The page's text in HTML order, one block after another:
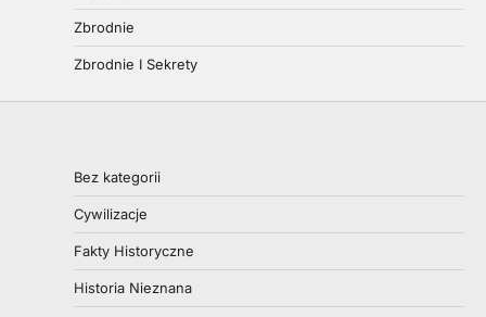
Zbrodnie
Zbrodnie I Sekrety
Bez kategorii
Cywilizacje
Fakty Historyczne
Historia Nieznana